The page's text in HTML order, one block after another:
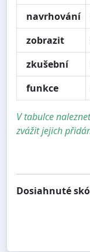
navrhování
zobrazit
zkušební
funkce
V tabulce
zvážit jejich
Dosiahnuté